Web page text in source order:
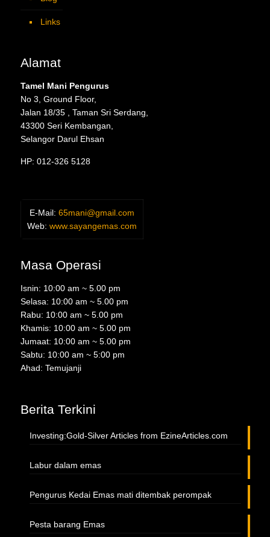
Links
Alamat
Tamel Mani Pengurus
No 3, Ground Floor,
Jalan 18/35 , Taman Sri Serdang,
43300 Seri Kembangan,
Selangor Darul Ehsan
HP: 012-326 5128
E-Mail: 65mani@gmail.com
Web: www.sayangemas.com
Masa Operasi
Isnin: 10:00 am ~ 5.00 pm
Selasa: 10:00 am ~ 5.00 pm
Rabu: 10:00 am ~ 5.00 pm
Khamis: 10:00 am ~ 5.00 pm
Jumaat: 10:00 am ~ 5.00 pm
Sabtu: 10:00 am ~ 5:00 pm
Ahad: Temujanji
Berita Terkini
Investing:Gold-Silver Articles from EzineArticles.com
Labur dalam emas
Pengurus Kedai Emas mati ditembak perompak
Pesta barang Emas